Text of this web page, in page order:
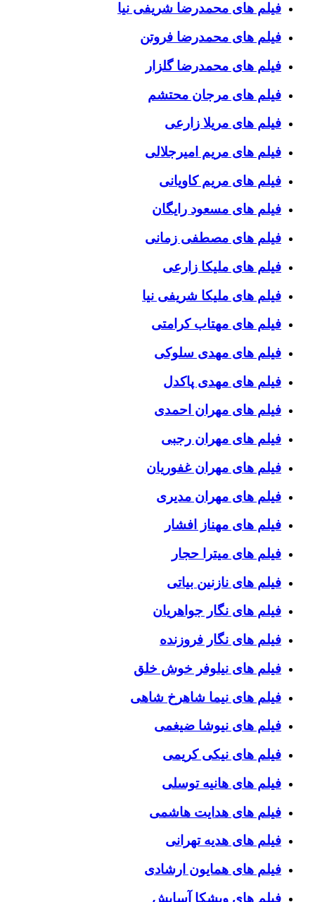
فیلم های محمدرضا شریفی نیا
فیلم های محمدرضا فروتن
فیلم های محمدرضا گلزار
فیلم های مرجان محتشم
فیلم های مریلا زارعی
فیلم های مریم امیرجلالی
فیلم های مریم کاویانی
فیلم های مسعود رایگان
فیلم های مصطفی زمانی
فیلم های ملیکا زارعی
فیلم های ملیکا شریفی نیا
فیلم های مهتاب کرامتی
فیلم های مهدی سلوکی
فیلم های مهدی پاکدل
فیلم های مهران احمدی
فیلم های مهران رجبی
فیلم های مهران غفوریان
فیلم های مهران مدیری
فیلم های مهناز افشار
فیلم های میترا حجار
فیلم های نازنین بیاتی
فیلم های نگار جواهریان
فیلم های نگار فروزنده
فیلم های نیلوفر خوش خلق
فیلم های نیما شاهرخ شاهی
فیلم های نیوشا ضیغمی
فیلم های نیکی کریمی
فیلم های هانیه توسلی
فیلم های هدایت هاشمی
فیلم های هدیه تهرانی
فیلم های همایون ارشادی
فیلم های ویشکا آسایش